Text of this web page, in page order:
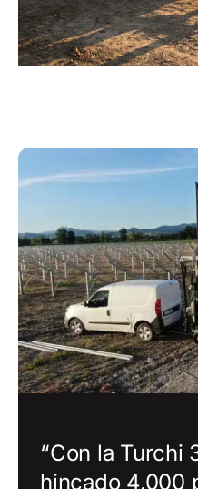
“Con la Turchi
hincado 4.000